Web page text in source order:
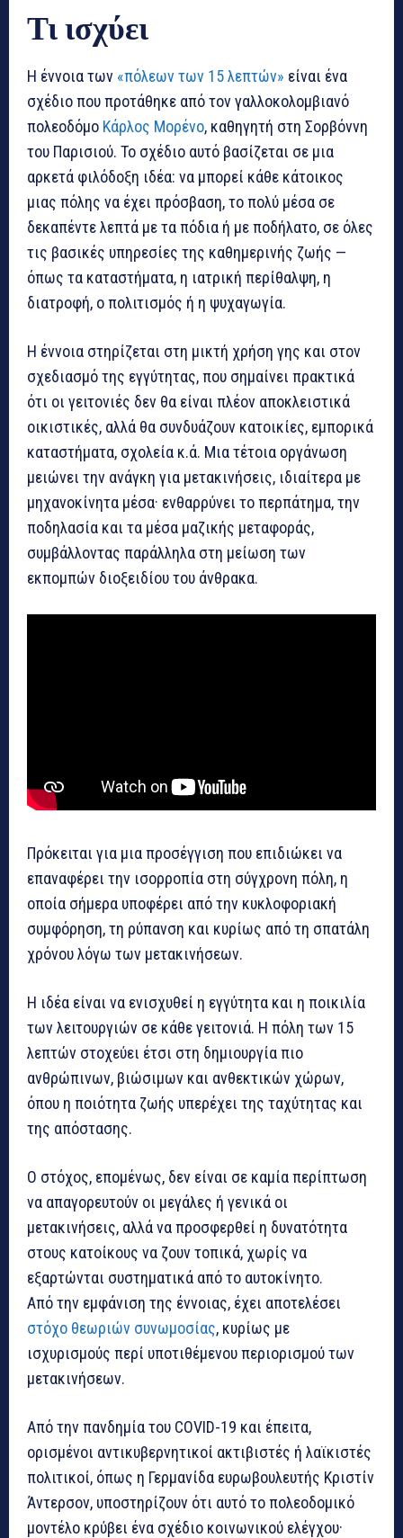
Τι ισχύει
Η έννοια των «πόλεων των 15 λεπτών» είναι ένα
σχέδιο που προτάθηκε από τον γαλλοκολομβιανό
πολεοδόμο Κάρλος Μορένο, καθηγητή στη Σορβόννη
του Παρισιού. Το σχέδιο αυτό βασίζεται σε μια
αρκετά φιλόδοξη ιδέα: να μπορεί κάθε κάτοικος
μιας πόλης να έχει πρόσβαση, το πολύ μέσα σε
δεκαπέντε λεπτά με τα πόδια ή με ποδήλατο, σε όλες
τις βασικές υπηρεσίες της καθημερινής ζωής —
όπως τα καταστήματα, η ιατρική περίθαλψη, η
διατροφή, ο πολιτισμός ή η ψυχαγωγία.
Η έννοια στηρίζεται στη μικτή χρήση γης και στον
σχεδιασμό της εγγύτητας, που σημαίνει πρακτικά
ότι οι γειτονιές δεν θα είναι πλέον αποκλειστικά
οικιστικές, αλλά θα συνδυάζουν κατοικίες, εμπορικά
καταστήματα, σχολεία κ.ά. Μια τέτοια οργάνωση
μειώνει την ανάγκη για μετακινήσεις, ιδιαίτερα με
μηχανοκίνητα μέσα· ενθαρρύνει το περπάτημα, την
ποδηλασία και τα μέσα μαζικής μεταφοράς,
συμβάλλοντας παράλληλα στη μείωση των
εκπομπών διοξειδίου του άνθρακα.
Πρόκειται για μια προσέγγιση που επιδιώκει να
επαναφέρει την ισορροπία στη σύγχρονη πόλη, η
οποία σήμερα υποφέρει από την κυκλοφοριακή
συμφόρηση, τη ρύπανση και κυρίως από τη σπατάλη
χρόνου λόγω των μετακινήσεων.
Η ιδέα είναι να ενισχυθεί η εγγύτητα και η ποικιλία
των λειτουργιών σε κάθε γειτονιά. Η πόλη των 15
λεπτών στοχεύει έτσι στη δημιουργία πιο
ανθρώπινων, βιώσιμων και ανθεκτικών χώρων,
όπου η ποιότητα ζωής υπερέχει της ταχύτητας και
της απόστασης.
Ο στόχος, επομένως, δεν είναι σε καμία περίπτωση
να απαγορευτούν οι μεγάλες ή γενικά οι
μετακινήσεις, αλλά να προσφερθεί η δυνατότητα
στους κατοίκους να ζουν τοπικά, χωρίς να
εξαρτώνται συστηματικά από το αυτοκίνητο.
Από την εμφάνιση της έννοιας, έχει αποτελέσει
στόχο θεωριών συνωμοσίας, κυρίως με
ισχυρισμούς περί υποτιθέμενου περιορισμού των
μετακινήσεων.
Από την πανδημία του COVID-19 και έπειτα,
ορισμένοι αντικυβερνητικοί ακτιβιστές ή λαϊκιστές
πολιτικοί, όπως η Γερμανίδα ευρωβουλευτής Κριστίν
Άντερσον, υποστηρίζουν ότι αυτό το πολεοδομικό
μοντέλο κρύβει ένα σχέδιο κοινωνικού ελέγχου·